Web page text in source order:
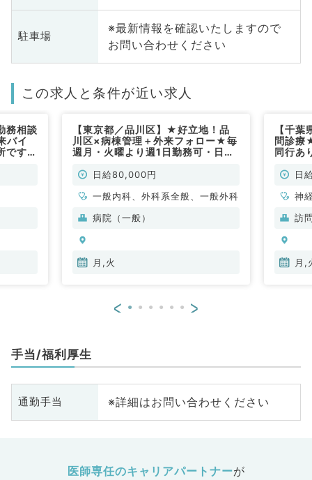
駐車場
※最新情報を確認いたしますので
お問い合わせください
この求人と条件が近い求人
務相談
バイ
です
【東京都／品川区】★好立地！品
川区×病棟管理＋外来フォロー★毎
週月・火曜より週1日勤務可・日給
目不問（内科系・外科系／非常勤）
日給80,000円
一般内科、外科系全般、一般外科
病院（一般）
月,火
【千
問診療
同行あ
／非常
日
神
科
訪
月,
< >
手当/福利厚生
通勤手当 ※詳細はお問い合わせください
医師専任のキャリアパートナーが